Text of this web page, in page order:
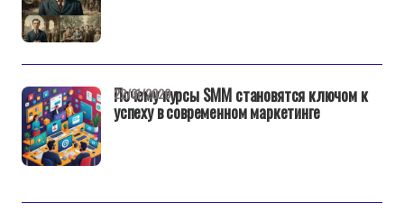
Почему курсы SMM становятся ключом к
успеху в современном маркетинге
22/01/2026